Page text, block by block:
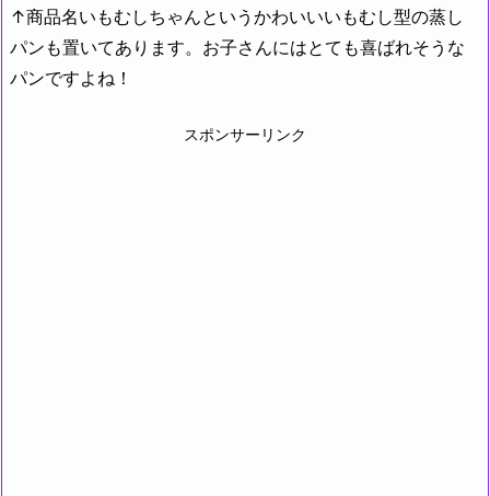
↑商品名いもむしちゃんというかわいいいもむし型の蒸し
パンも置いてあります。お子さんにはとても喜ばれそうな
パンですよね！
スポンサーリンク